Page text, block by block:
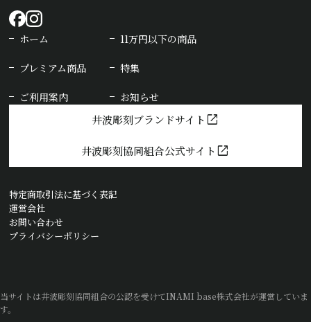
ホーム 11万円以下の商品
プレミアム商品 特集
ご利用案内 お知らせ
井波彫刻ブランドサイト open_in_new
井波彫刻協同組合公式サイト open_in_new
特定商取引法に基づく表記
運営会社
お問い合わせ
プライバシーポリシー
当サイトは井波彫刻協同組合の公認を受けてINAMI base株式会社が運営していま
す。